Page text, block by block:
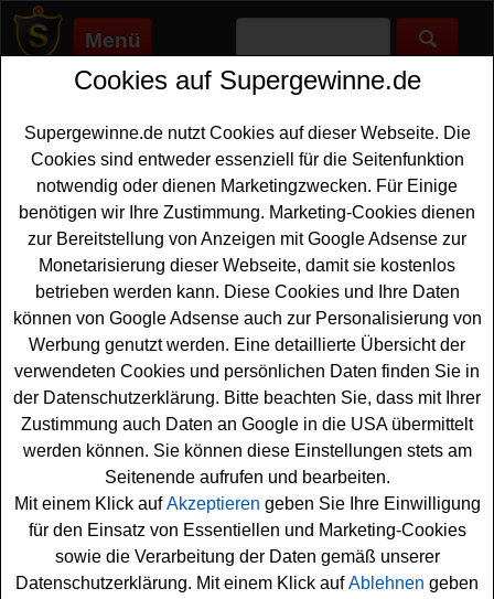
Menü
Supergewinne.de>Gewinnspiele>Freizeitpark-tickets
Freizeitpark Tickets gewinnen -
Freizeitpark Tickets Gewinnspiel
Aktuelle Freizeitpark Tickets Gewinnspiele 2026 bei
Supergewinne.de ✅ Jetzt kostenlos mitmachen und mit
etwas Glück Freizeitpark Tickets gewinnen. ✅
Anzeige:
Cookies auf Supergewinne.de
Supergewinne.de nutzt Cookies auf dieser Webseite. Die
Cookies sind entweder essenziell für die Seitenfunktion
notwendig oder dienen Marketingzwecken. Für Einige
benötigen wir Ihre Zustimmung. Marketing-Cookies dienen
zur Bereitstellung von Anzeigen mit Google Adsense zur
Monetarisierung dieser Webseite, damit sie kostenlos
betrieben werden kann. Diese Cookies und Ihre Daten
können von Google Adsense auch zur Personalisierung von
Werbung genutzt werden. Eine detaillierte Übersicht der
verwendeten Cookies und persönlichen Daten finden Sie in
der Datenschutzerklärung. Bitte beachten Sie, dass mit Ihrer
Zustimmung auch Daten an Google in die USA übermittelt
werden können. Sie können diese Einstellungen stets am
Seitenende aufrufen und bearbeiten.
Mit einem Klick aufAkzeptieren geben Sie Ihre Einwilligung
für den Einsatz von Essentiellen und Marketing-Cookies
sowie die Verarbeitung der Daten gemäß unserer
Datenschutzerklärung. Mit einem Klick aufAblehnen geben